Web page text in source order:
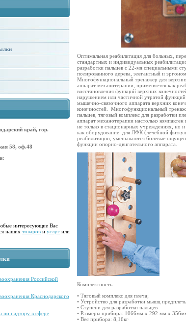
край, гор.
58, оф.48
интересующие Вас
наших товаров и услуг или
Российской
Краснодарского
по надзору в сфере
Оптимальная реабилитация для больных,
стандартных и индивидуальных
разработки пальцев с 22-мя специальными
полированного дерева, элегантный и
Многофункциональный тренажер для
аппарат механотерапии, применяется как
восстановления функций верхних
нарушением или частичной утратой
мышечно-связочного аппарата верхних
конечностей. Многофункциональный
пальцев, тяговый комплекс для разработки
аппарат механотерапии настолько
не только в стационарных учреждениях, но
как оборудование для ЛФК (лечебной
реабилитации, уменьшаются болевые
функции опорно-двигательного аппарата.
Комплектность:
• Тяговый комплекс для плеча;
• Устройство для разработки мышц
• Ступени для разработки пальцев
• Размеры прибора: 1066мм х 292 мм х
• Вес прибора: 8,16кг